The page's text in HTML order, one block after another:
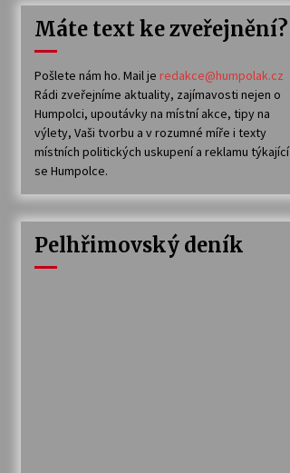
Máte text ke zveřejnění?
Pošlete nám ho. Mail je redakce@humpolak.cz
Rádi zveřejníme aktuality, zajímavosti nejen o
Humpolci, upoutávky na místní akce, tipy na
výlety, Vaši tvorbu a v rozumné míře i texty
místních politických uskupení a reklamu týkající
se Humpolce.
Pelhřimovský deník